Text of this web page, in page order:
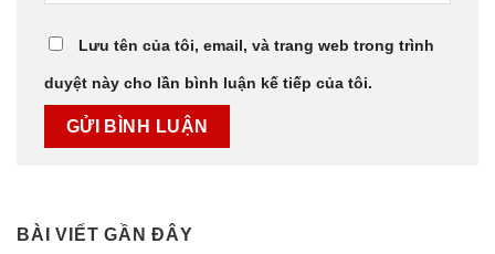
Lưu tên của tôi, email, và trang web trong trình
duyệt này cho lần bình luận kế tiếp của tôi.
BÀI VIẾT GẦN ĐÂY